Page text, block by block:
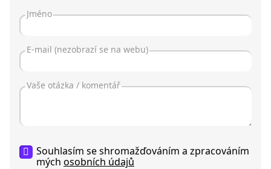
Souhlasím se shromažďováním a zpracováním
mých osobních údajů